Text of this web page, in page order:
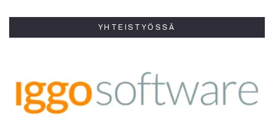
YHTEISTYÖSSÄ